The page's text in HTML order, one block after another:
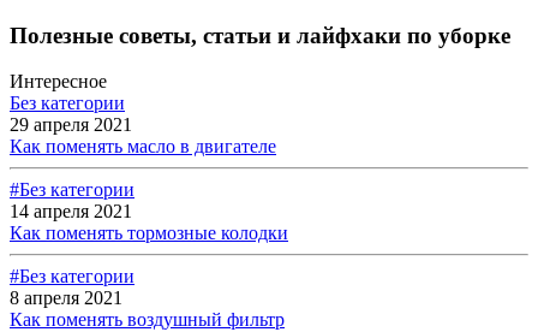
Полезные советы, статьи и лайфхаки по уборке
Интересное
Без категории
29 апреля 2021
Как поменять масло в двигателе
#Без категории
14 апреля 2021
Как поменять тормозные колодки
#Без категории
8 апреля 2021
Как поменять воздушный фильтр